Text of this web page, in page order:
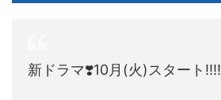
新ドラマ❣️10月(火)スタート‼️‼️